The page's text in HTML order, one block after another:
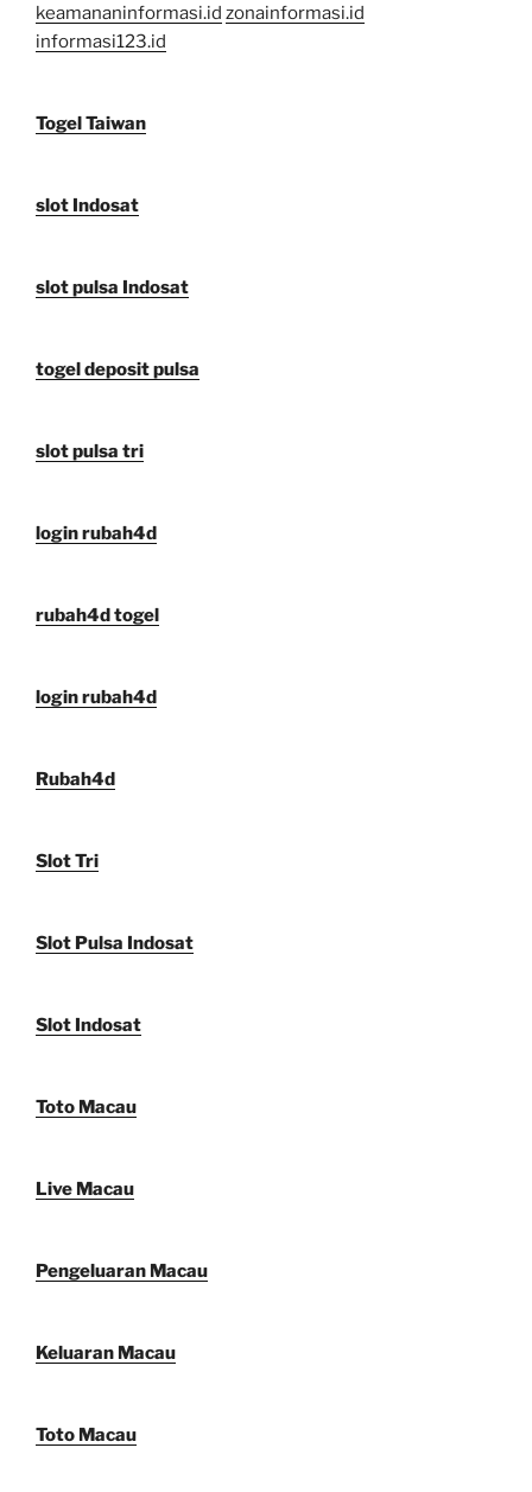
keamananinformasi.id zonainformasi.id
informasi123.id
Togel Taiwan
slot Indosat
slot pulsa Indosat
togel deposit pulsa
slot pulsa tri
login rubah4d
rubah4d togel
login rubah4d
Rubah4d
Slot Tri
Slot Pulsa Indosat
Slot Indosat
Toto Macau
Live Macau
Pengeluaran Macau
Keluaran Macau
Toto Macau